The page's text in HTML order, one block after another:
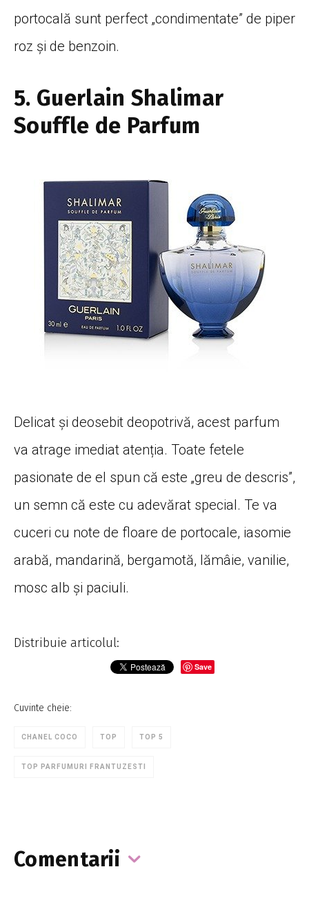
portocală sunt perfect „condimentate” de piper
roz și de benzoin.
5. Guerlain Shalimar
Souffle de Parfum
Delicat și deosebit deopotrivă, acest parfum
va atrage imediat atenția. Toate fetele
pasionate de el spun că este „greu de descris”,
un semn că este cu adevărat special. Te va
cuceri cu note de floare de portocale, iasomie
arabă, mandarină, bergamotă, lămâie, vanilie,
mosc alb și paciuli.
Distribuie articolul:
Save
Cuvinte cheie:
CHANEL COCO TOP TOP 5
TOP PARFUMURI FRANTUZESTI
Comentarii